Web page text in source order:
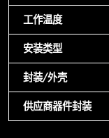
工作温度
安装类型
封装/外壳
供应商器件封装